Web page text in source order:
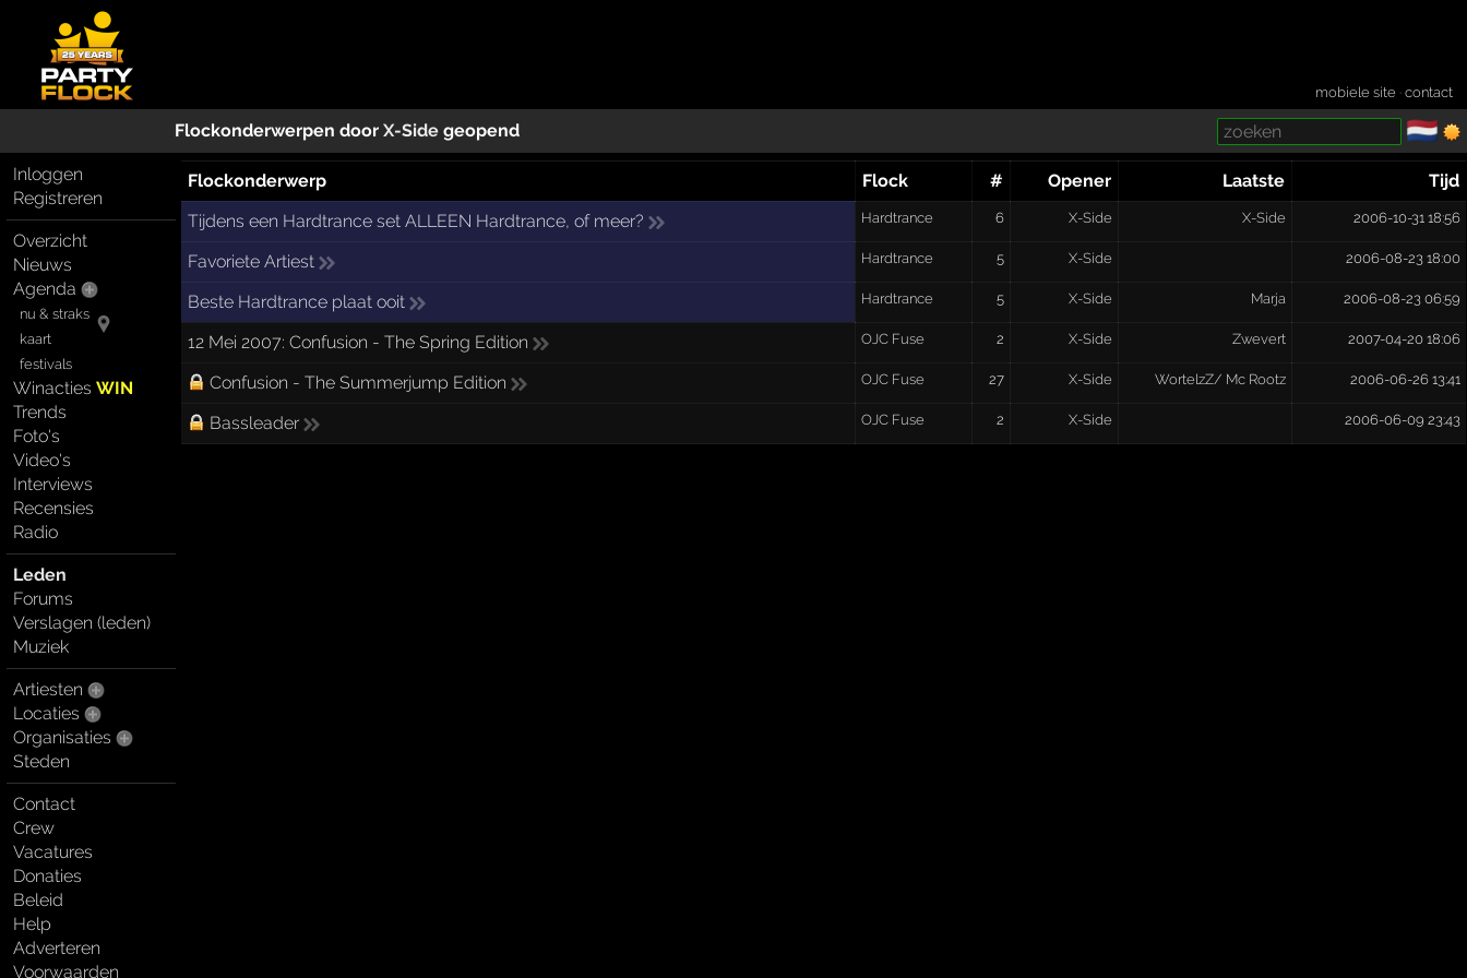
mobiele site ·contact
Flockonderwerpen door X-Side geopend 🇳🇱
Inloggen
Registreren
Overzicht
Nieuws
Agenda
nu & straks
kaart
festivals
WinactiesWIN
Trends
Foto's
Video's
Interviews
Recensies
Radio
Leden
Forums
Verslagen (leden)
Muziek
Artiesten
Locaties
Organisaties
Steden
Contact
Crew
Vacatures
Donaties
Beleid
Help
Adverteren
Voorwaarden
Flockonderwerp Flock # Opener Laatste
Tijd
Tijdens een Hardtrance set ALLEEN Hardtrance, of meer?
Hardtrance 6 X-Side X-Side 2006-10-31 18:56
Favoriete Artiest Hardtrance 5 X-Side 2006-08-23 18:00
Beste Hardtrance plaat ooit Hardtrance 5 X-Side Marja 2006-08-23 06:59
12 Mei 2007: Confusion - The Spring Edition OJC Fuse 2 X-Side Zwevert 2007-04-20 18:06
Confusion - The Summerjump Edition OJC Fuse 27 X-Side WortelzZ/ Mc Rootz 2006-06-26 13:41
Bassleader OJC Fuse 2 X-Side 2006-06-09 23:43